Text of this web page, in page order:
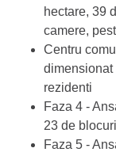
hectare, 39
camere,
Centru
dimensionat
rezidenti
Faza 4 -
23 de
Faza 5 -